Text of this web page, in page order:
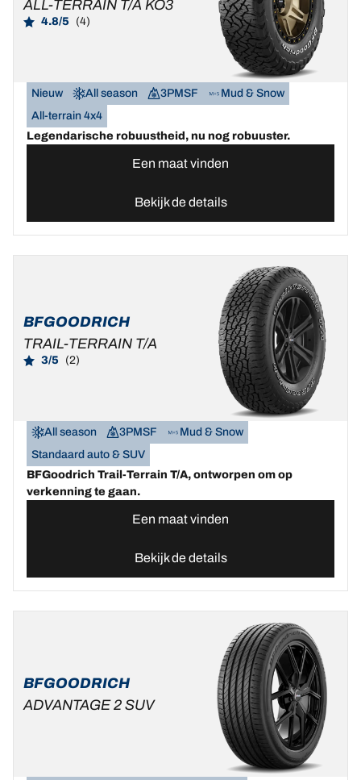
ALL-TERRAIN T/A KO3
4.8/5 (4)
Nieuw All season 3PMSF
Mud & Snow
All-terrain 4x4
Legendarische robuustheid, nu nog robuuster.
Een maat vinden
Bekijk de details
BFGOODRICH
TRAIL-TERRAIN T/A
3/5 (2)
All season 3PMSF
Mud & Snow
Standaard auto & SUV
BFGoodrich Trail-Terrain T/A, ontworpen om op
verkenning te gaan.
Een maat vinden
Bekijk de details
BFGOODRICH
ADVANTAGE 2 SUV